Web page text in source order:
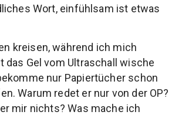
Wort, einfühlsam ist etwas
kreisen, während ich mich
das Gel vom Ultraschall wische
nur Papiertücher schon
Warum redet er nur von der OP?
mir nichts? Was mache ich